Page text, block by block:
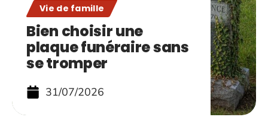
Vie de famille
Bien choisir une
plaque funéraire sans
se tromper
31/07/2026